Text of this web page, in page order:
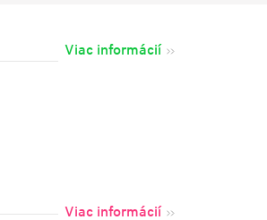
Viac informácií
Viac informácií